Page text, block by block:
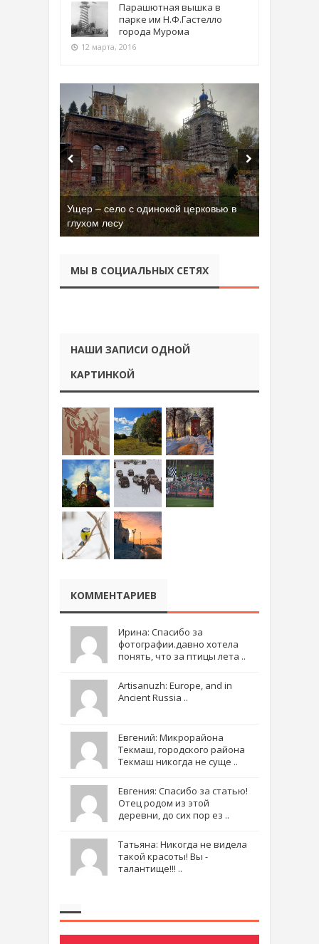
Парашютная вышка в
парке им Н.Ф.Гастелло
города Мурома
12 марта, 2016
Ущер – село с одинокой церковью в
глухом лесу
МЫ В СОЦИАЛЬНЫХ СЕТЯХ
НАШИ ЗАПИСИ ОДНОЙ
КАРТИНКОЙ
КОММЕНТАРИЕВ
Ирина: Спасибо за
фотографии.давно хотела
понять, что за птицы лета ..
Artisanuzh: Europe, and in
Ancient Russia ..
Евгений: Микрорайона
Текмаш, городского района
Текмаш никогда не суще ..
Евгения: Спасибо за статью!
Отец родом из этой
деревни, до сих пор ез ..
Татьяна: Никогда не видела
такой красоты! Вы -
талантище!!! ..